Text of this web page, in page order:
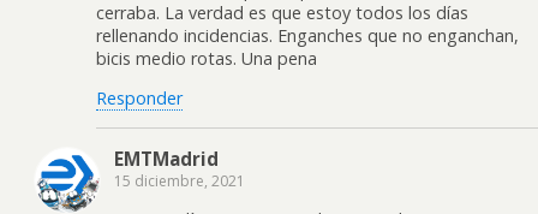
cerraba. La verdad es que estoy todos los días
rellenando incidencias. Enganches que no enganchan,
bicis medio rotas. Una pena
Responder
EMTMadrid
15 diciembre, 2021